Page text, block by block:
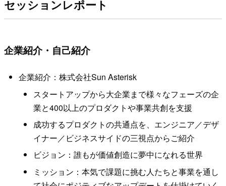
セッションレポート
企業紹介・自己紹介
企業紹介：株式会社Sun Asterisk
スタートアップから大企業まで様々なフェーズの企
業と400以上のプロダクトや事業共創を支援
成功するプロダクトの共通点を、エンジニア／デザ
イナー／ビジネスサイドの三視点からご紹介
ビジョン：誰もが価値創造に夢中になれる世界
ミッション：本気で課題に挑む人たちと事業を通し